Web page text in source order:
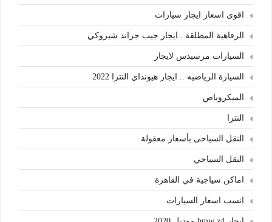
اقوى اسعار ايجار سيارات
الرفاهية المطلقة ..ايجار جيب جراند شيروكي
السيارات مرسيدس لايجار
السيارة الرياضيه .. ايجار هيونداي النترا 2022
الميكروباص
النترا
النقل السياحى بأسعار معقولة
النقل السياحي
اماكن سياجية في القاهرة
انسب اسعار السيارات